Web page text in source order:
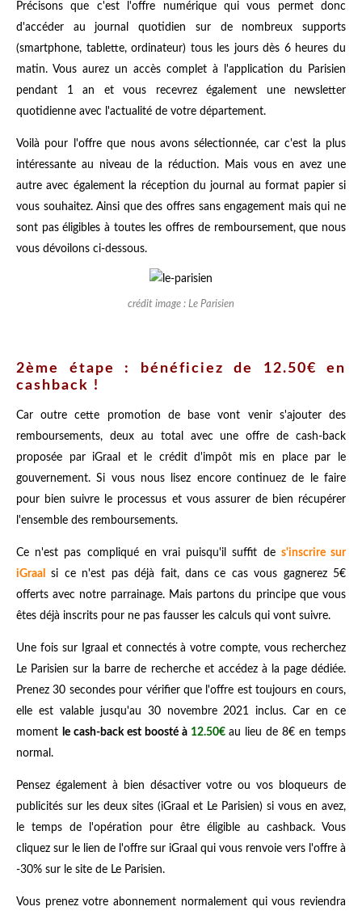
Précisons que c'est l'offre numérique qui vous permet donc
d'accéder au journal quotidien sur de nombreux supports
(smartphone, tablette, ordinateur) tous les jours dès 6 heures du
matin. Vous aurez un accès complet à l'application du Parisien
pendant 1 an et vous recevrez également une newsletter
quotidienne avec l'actualité de votre département.
Voilà pour l'offre que nous avons sélectionnée, car c'est la plus
intéressante au niveau de la réduction. Mais vous en avez une
autre avec également la réception du journal au format papier si
vous souhaitez. Ainsi que des offres sans engagement mais qui ne
sont pas éligibles à toutes les offres de remboursement, que nous
vous dévoilons ci-dessous.
crédit image : Le Parisien
2ème étape : bénéficiez de 12.50€ en
cashback !
Car outre cette promotion de base vont venir s'ajouter des
remboursements, deux au total avec une offre de cash-back
proposée par iGraal et le crédit d'impôt mis en place par le
gouvernement. Si vous nous lisez encore continuez de le faire
pour bien suivre le processus et vous assurer de bien récupérer
l'ensemble des remboursements.
Ce n'est pas compliqué en vrai puisqu'il suffit de s'inscrire sur
iGraal
si ce n'est pas déjà fait, dans ce cas vous gagnerez 5€
offerts avec notre parrainage. Mais partons du principe que vous
êtes déjà inscrits pour ne pas fausser les calculs qui vont suivre.
Une fois sur Igraal et connectés à votre compte, vous recherchez
Le Parisien sur la barre de recherche et accédez à la page dédiée.
Prenez 30 secondes pour vérifier que l'offre est toujours en cours,
elle est valable jusqu'au 30 novembre 2021 inclus. Car en ce
moment le cash-back est boosté à 12.50€au lieu de 8€ en temps
normal.
Pensez également à bien désactiver votre ou vos bloqueurs de
publicités sur les deux sites (iGraal et Le Parisien) si vous en avez,
le temps de l'opération pour être éligible au cashback. Vous
cliquez sur le lien de l'offre sur iGraal qui vous renvoie vers l'offre à
-30% sur le site de Le Parisien.
Vous prenez votre abonnement normalement qui vous reviendra